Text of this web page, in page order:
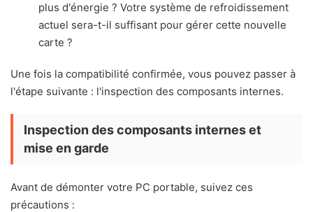
plus d'énergie ? Votre système de refroidissement
actuel sera-t-il suffisant pour gérer cette nouvelle
carte ?
Une fois la compatibilité confirmée, vous pouvez passer à
l'étape suivante : l'inspection des composants internes.
Inspection des composants internes et
mise en garde
Avant de démonter votre PC portable, suivez ces
précautions :